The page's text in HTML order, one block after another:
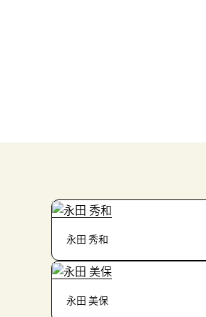
永田 秀和
永田 美保